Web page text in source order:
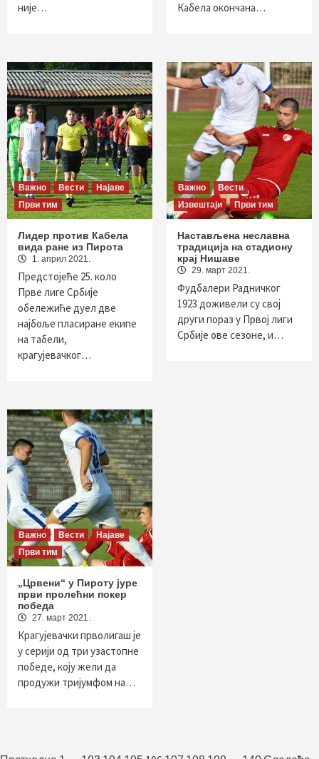
није…
Кабела окончана…
Важно Вести
Најаве
Први тим
Лидер против Кабела
вида ране из Пирота
1. април 2021.
Предстојеће 25. коло
Прве лиге Србије
oбележиће дуел две
најбоље пласиране екипе
на табели,
крагујевачког…
Важно
Вести
Извештаји
Први тим
Настављена неславна
традиција на стадиону
крај Нишаве
29. март 2021.
Фудбалери Радничког
1923 доживели су свој
други пораз у Првој лиги
Србије ове сезоне, и…
Важно Вести
Најаве
Први тим
„Црвени“ у Пироту јуре
први пролећни покер
победа
27. март 2021.
Крагујевачки прволигаш је
у серији од три узастопне
победе, коју жели да
продужи тријумфом на…